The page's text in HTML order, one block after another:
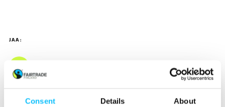
Consent Details About
JAA: